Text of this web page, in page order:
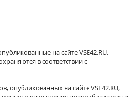
на сайте VSE42.RU,
в соответствии с
опубликованных на сайте VSE42.RU,